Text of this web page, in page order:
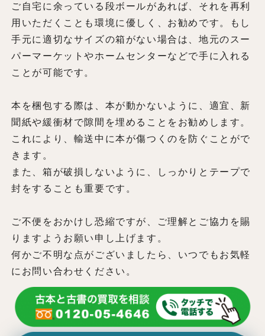
ご自宅に余っている段ボールがあれば、それを再利
用いただくことも環境に優しく、お勧めです。もし
手元に適切なサイズの箱がない場合は、地元のスー
パーマーケットやホームセンターなどで手に入れる
ことが可能です。
本を梱包する際は、本が動かないように、適宜、新
聞紙や緩衝材で隙間を埋めることをお勧めします。
これにより、輸送中に本が傷つくのを防ぐことがで
きます。
また、箱が破損しないように、しっかりとテープで
封をすることも重要です。
ご不便をおかけし恐縮ですが、ご理解とご協力を賜
りますようお願い申し上げます。
何かご不明な点がございましたら、いつでもお気軽
にお問い合わせください。